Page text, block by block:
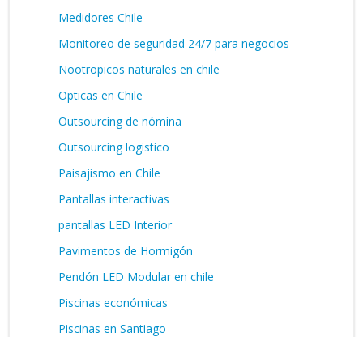
Medidores Chile
Monitoreo de seguridad 24/7 para negocios
Nootropicos naturales en chile
Opticas en Chile
Outsourcing de nómina
Outsourcing logistico
Paisajismo en Chile
Pantallas interactivas
pantallas LED Interior
Pavimentos de Hormigón
Pendón LED Modular en chile
Piscinas económicas
Piscinas en Santiago